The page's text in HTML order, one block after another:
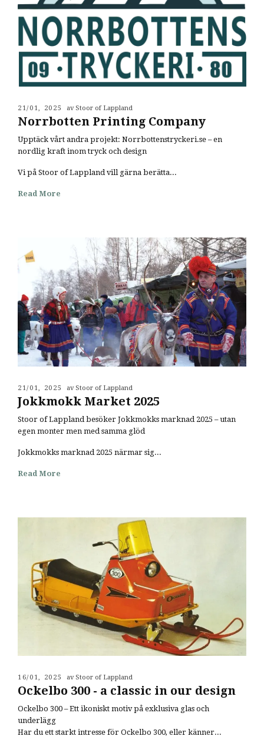
21/01, 2025 av Stoor of Lappland
Norrbotten Printing Company
Upptäck vårt andra projekt: Norrbottenstryckeri.se – en
nordlig kraft inom tryck och design
Vi på Stoor of Lappland vill gärna berätta...
Read More
21/01, 2025 av Stoor of Lappland
Jokkmokk Market 2025
Stoor of Lappland besöker Jokkmokks marknad 2025 – utan
egen monter men med samma glöd
Jokkmokks marknad 2025 närmar sig...
Read More
16/01, 2025 av Stoor of Lappland
Ockelbo 300 - a classic in our design
Ockelbo 300 – Ett ikoniskt motiv på exklusiva glas och
underlägg
Har du ett starkt intresse för Ockelbo 300, eller känner...